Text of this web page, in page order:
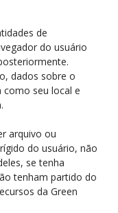
de
do usuário
dados sobre o
como seu local e
arquivo ou
do usuário, não
se tenha
tenham partido do
da Green